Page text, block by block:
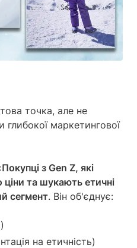
точка, але не
глибокої маркетингової
з Gen Z, які
та шукають етичні
сегмент. Він об'єднує:
на етичність)